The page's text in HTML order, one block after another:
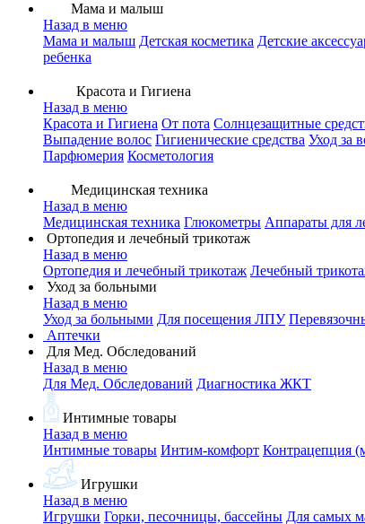
Мама и малыш
Назад в меню
Мама и малыш Детская косметика Детские
ребенка
Красота и Гигиена
Назад в меню
Красота и Гигиена От пота Солнцезащитные
Выпадение волос Гигиенические средства Уход за
Парфюмерия Косметология
Медицинская техника
Назад в меню
Медицинская техника Глюкометры Аппараты для
Ортопедия и лечебный трикотаж
Назад в меню
Ортопедия и лечебный трикотаж Лечебный
Уход за больными
Назад в меню
Уход за больными Для посещения ЛПУ
Аптечки
Для Мед. Обследований
Назад в меню
Для Мед. Обследований Диагностика ЖКТ
Интимные товары
Назад в меню
Интимные товары Интим-комфорт Контрацепция
Игрушки
Назад в меню
Игрушки Горки, песочницы, бассейны Для самых